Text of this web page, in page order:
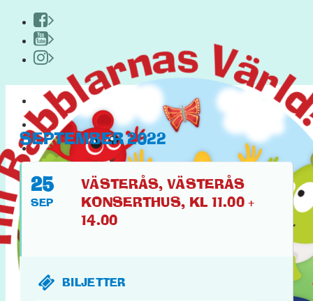
OM BABBLARNA
PYSSEL & KUL
SEPTEMBER 2022
25
SEP
VÄSTERÅS, VÄSTERÅS
KONSERTHUS, KL 11.00 +
14.00
BILJETTER